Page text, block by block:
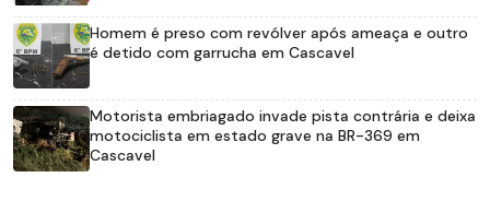
Homem é preso com revólver após ameaça e outro
é detido com garrucha em Cascavel
Motorista embriagado invade pista contrária e deixa
motociclista em estado grave na BR-369 em
Cascavel